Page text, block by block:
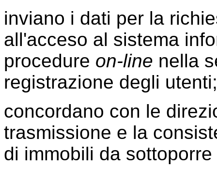
inviano i dati per la
all'acceso al sistema
procedure on-line nella
registrazione degli utenti;
concordano con le
trasmissione e la
di immobili da